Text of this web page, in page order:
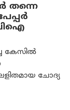
തന്നെ
കേസിൽ
ചോദ്യ